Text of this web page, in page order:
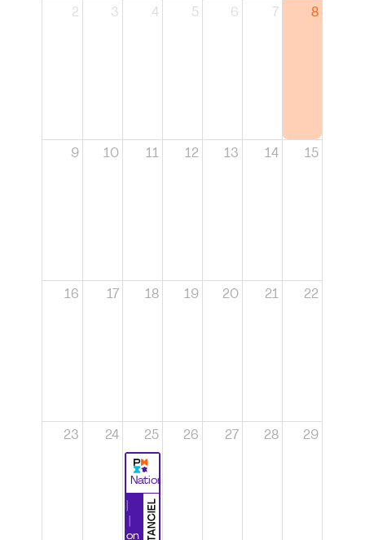
2 3 4 5 6 7 8
9 10 11 12 13 14 15
16 17 18 19 20 21 22
23 24 25
National
Certification
26 27 28 29